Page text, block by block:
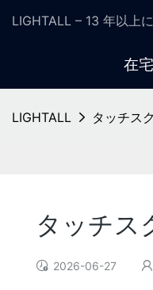
LIGHTALL – 13 年以上
在宅
LIGHTALL タッチス
タッチス
2026-06-27